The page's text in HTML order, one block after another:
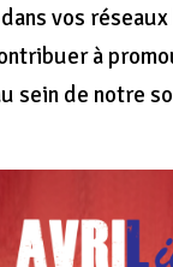
vos
à
sein de notre